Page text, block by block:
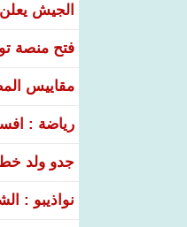
الجيش
فتح منصة
مقاييس المطر خلال 24 ساعة
رياضة :
جدو ولد
نواذيبو :